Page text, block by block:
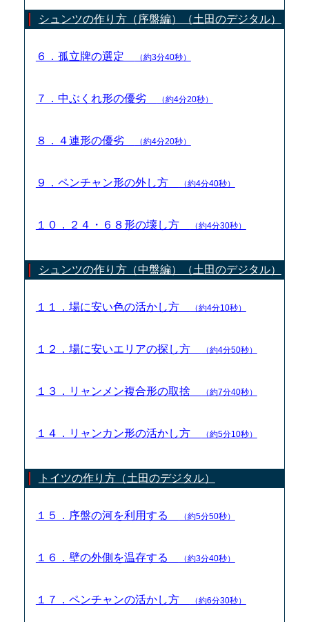
シュンツの作り方（序盤編）（土田のデジタル）
６．孤立牌の選定 （約3分40秒）
７．中ぶくれ形の優劣 （約4分20秒）
８．４連形の優劣 （約4分20秒）
９．ペンチャン形の外し方 （約4分40秒）
１０．２４・６８形の壊し方 （約4分30秒）
シュンツの作り方（中盤編）（土田のデジタル）
１１．場に安い色の活かし方 （約4分10秒）
１２．場に安いエリアの探し方 （約4分50秒）
１３．リャンメン複合形の取捨 （約7分40秒）
１４．リャンカン形の活かし方 （約5分10秒）
トイツの作り方（土田のデジタル）
１５．序盤の河を利用する （約5分50秒）
１６．壁の外側を温存する （約3分40秒）
１７．ペンチャンの活かし方 （約6分30秒）